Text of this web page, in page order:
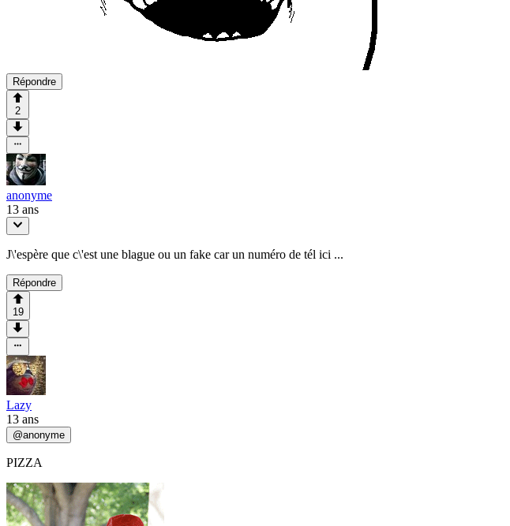
Répondre
2
anonyme
13 ans
J\'espère que c\'est une blague ou un fake car un numéro de tél ici ...
Répondre
19
Lazy
13 ans
@anonyme
PIZZA